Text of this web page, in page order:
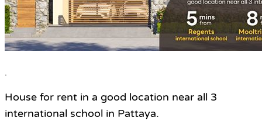
.
House for rent in a good location near all 3
international school in Pattaya.